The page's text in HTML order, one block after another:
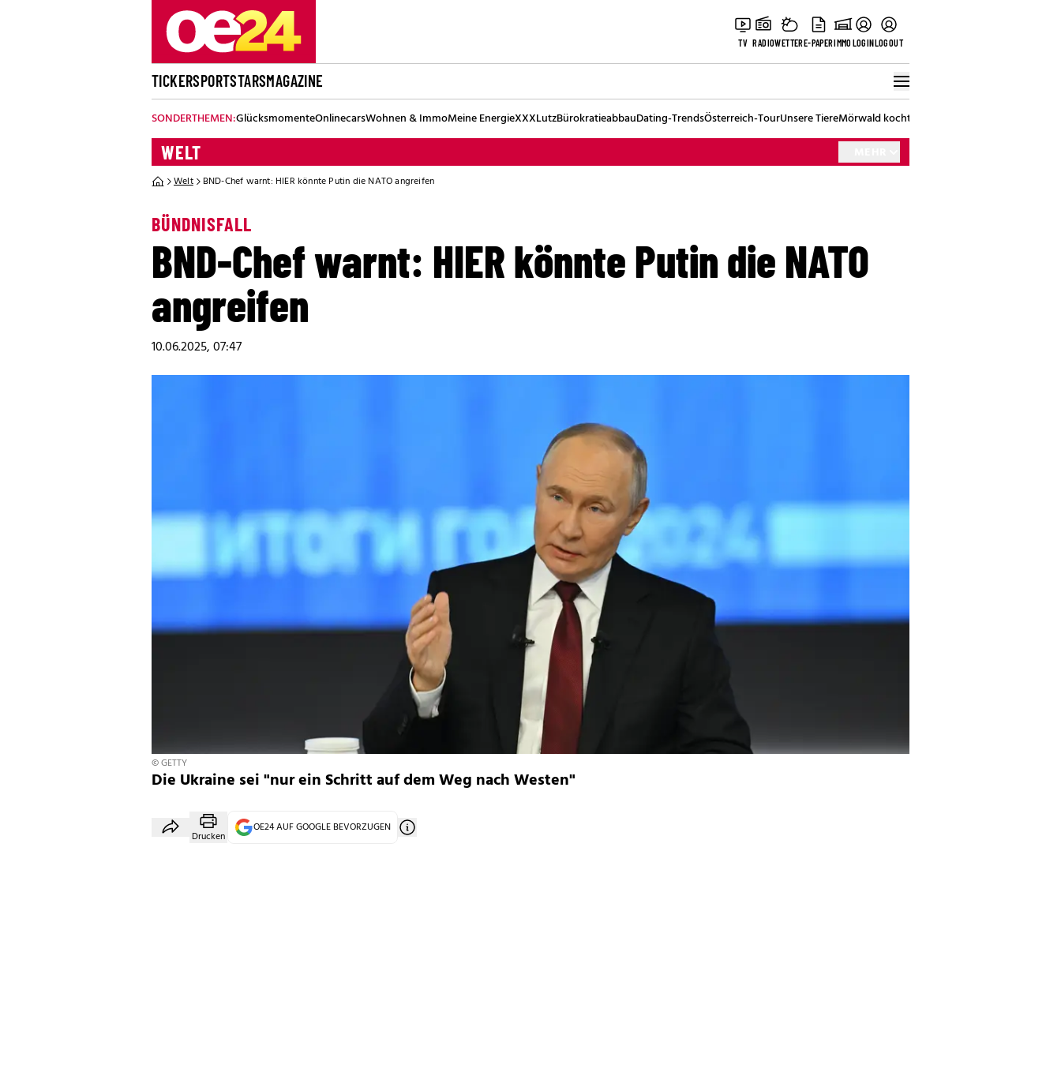
TV RADIOWETTERE-PAPERIMMOLOGINLOGOUT
TICKERSPORTSTARSMAGAZINE
SONDERTHEMEN:GlücksmomenteOnlinecarsWohnen & ImmoMeine EnergieXXXLutzBürokratieabbauDating-TrendsÖsterreich-TourUnsere TiereMörwald kocht
WELT
Welt BND-Chef warnt: HIER könnte Putin die NATO angreifen
BÜNDNISFALL
BND-Chef warnt: HIER könnte Putin die NATO
angreifen
10.06.2025, 07:47
© GETTY
Die Ukraine sei "nur ein Schritt auf dem Weg nach Westen"
Drucken
OE24 AUF GOOGLE BEVORZUGEN